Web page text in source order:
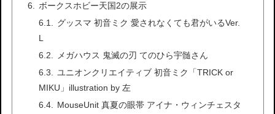
ボークスホビー天国2の展示
グッスマ 初音ミク 愛されなくても君がいるVer.
L
メガハウス 鬼滅の刃 てのひら宇髄さん
ユニオンクリエイティブ 初音ミク「TRICK or
MIKU」illustration by 左
MouseUnit 真夏の眼帯 アイナ・ウィンチェスタ